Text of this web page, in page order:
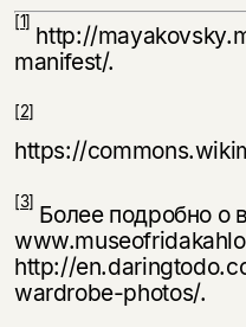
[1] http://
manifest/.
[2]
https://
[3] Более подробно о
http://
wardrobe-photos/.